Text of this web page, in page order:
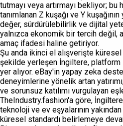
tutmayı veya artırmayı bekliyor;
tanımlanan Z kuşağı ve Y
değer, sürdürülebilirlik ve dijital
yalnızca ekonomik bir tercih değil,
amaç ifadesi haline getiriyor.
Şu anda ikinci el alışverişte
şekilde yerleşen İngiltere,
yer alıyor. eBay'in yapay zeka
deneyimlerine yönelik artan
ve sorunsuz katılımı vurgulayan
TheIndustry.fashion'a göre,
teknoloji ve ev eşyalarının
küresel standardı belirlemeye